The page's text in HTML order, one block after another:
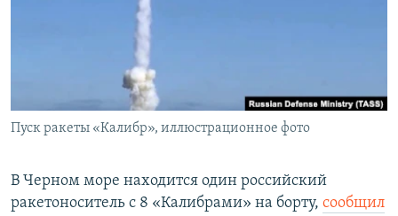
ПРОПАВШИЕ БЕЗ ВЕСТИ
ПОБЕДИТЕЛЕЙ НЕ СУДЯТ?
КРЫМ.НЕПОКОРЕННЫЙ
УКРАИНСКАЯ ПРОБЛЕМА КРЫМА
Пуск ракеты «Калибр», иллюстрационное фото
В Черном море находится один российский
ракетоноситель с 8 «Калибрами» на борту, сообщил